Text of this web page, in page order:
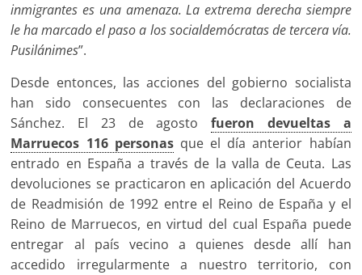
inmigrantes es una amenaza. La extrema derecha siempre
le ha marcado el paso a los socialdemócratas de tercera vía.
Pusilánimes”.
Desde entonces, las acciones del gobierno socialista
han sido consecuentes con las declaraciones de
Sánchez. El 23 de agostofueron devueltas a
Marruecos 116 personasque el día anterior habían
entrado en España a través de la valla de Ceuta. Las
devoluciones se practicaron en aplicación del Acuerdo
de Readmisión de 1992 entre el Reino de España y el
Reino de Marruecos, en virtud del cual España puede
entregar al país vecino a quienes desde allí han
accedido irregularmente a nuestro territorio, con